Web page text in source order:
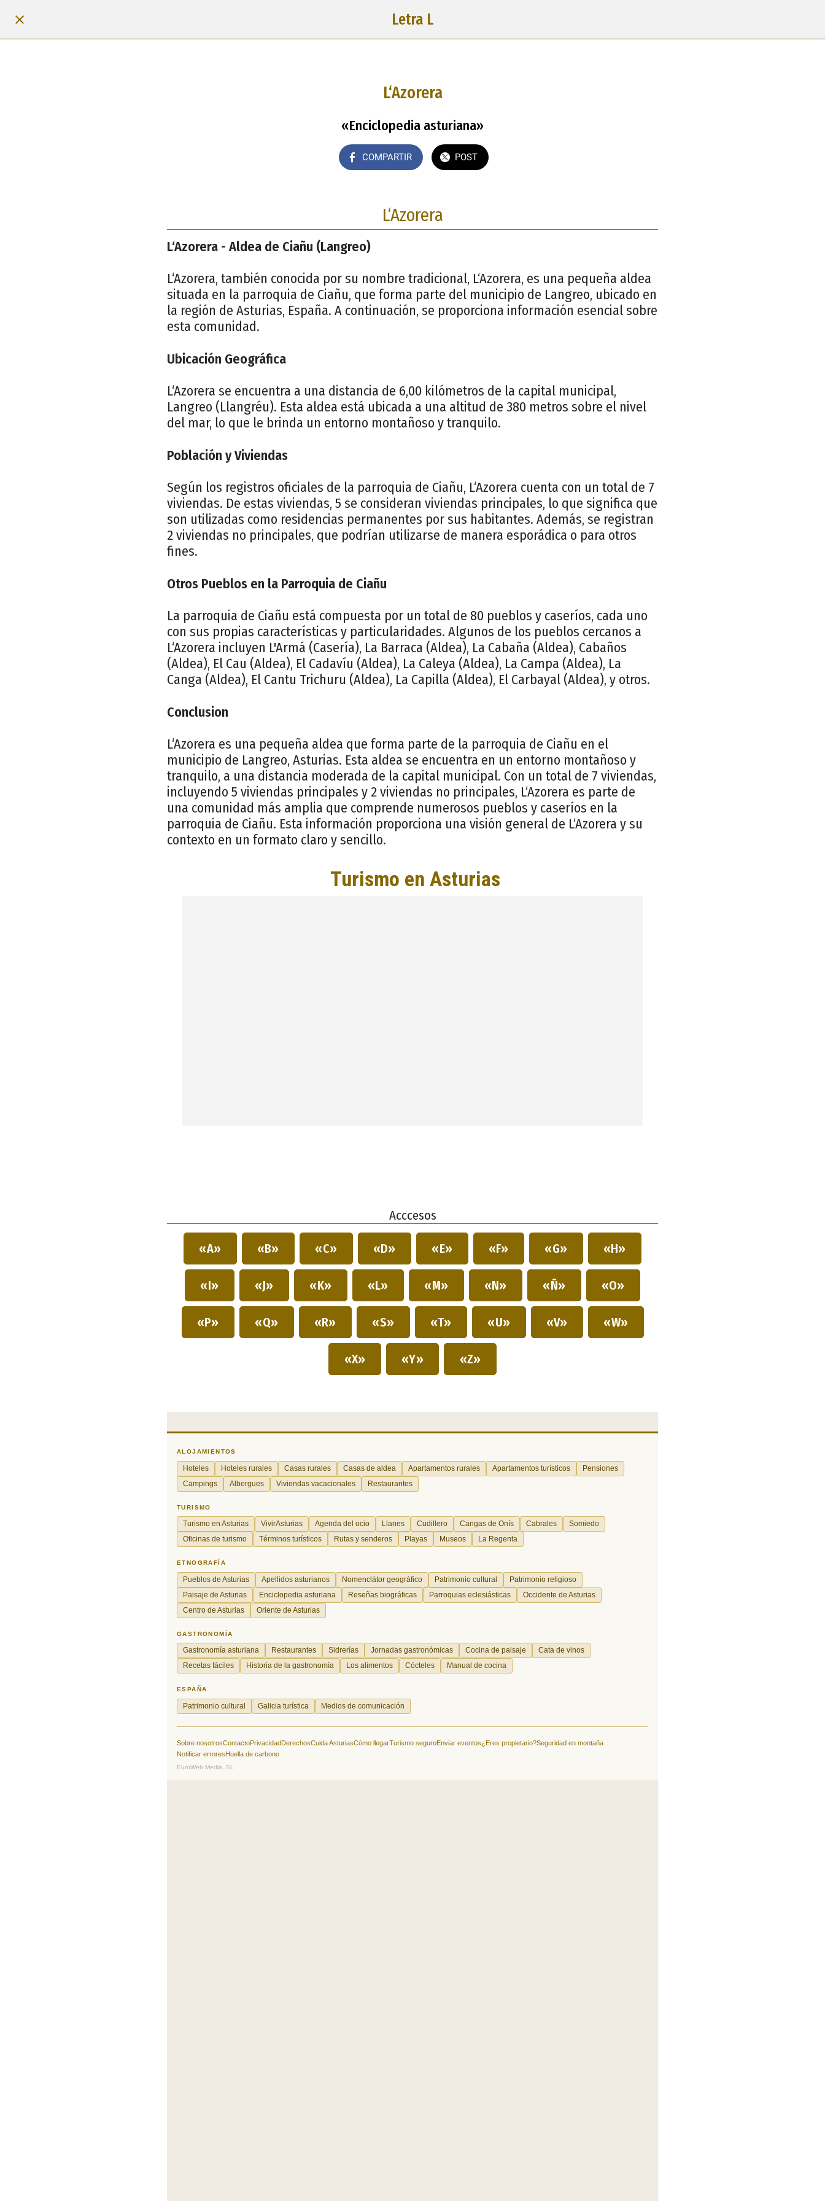
Letra L
L‘Azorera
«Enciclopedia asturiana»
COMPARTIR POST
L‘Azorera
L‘Azorera - Aldea de Ciañu (Langreo)
L‘Azorera, también conocida por su nombre tradicional, L‘Azorera, es una pequeña aldea
situada en la parroquia de Ciañu, que forma parte del municipio de Langreo, ubicado en
la región de Asturias, España. A continuación, se proporciona información esencial sobre
esta comunidad.
Ubicación Geográfica
L‘Azorera se encuentra a una distancia de 6,00 kilómetros de la capital municipal,
Langreo (Llangréu). Esta aldea está ubicada a una altitud de 380 metros sobre el nivel
del mar, lo que le brinda un entorno montañoso y tranquilo.
Población y Viviendas
Según los registros oficiales de la parroquia de Ciañu, L‘Azorera cuenta con un total de 7
viviendas. De estas viviendas, 5 se consideran viviendas principales, lo que significa que
son utilizadas como residencias permanentes por sus habitantes. Además, se registran
2 viviendas no principales, que podrían utilizarse de manera esporádica o para otros
fines.
Otros Pueblos en la Parroquia de Ciañu
La parroquia de Ciañu está compuesta por un total de 80 pueblos y caseríos, cada uno
con sus propias características y particularidades. Algunos de los pueblos cercanos a
L‘Azorera incluyen L'Armá (Casería), La Barraca (Aldea), La Cabaña (Aldea), Cabaños
(Aldea), El Cau (Aldea), El Cadavíu (Aldea), La Caleya (Aldea), La Campa (Aldea), La
Canga (Aldea), El Cantu Trichuru (Aldea), La Capilla (Aldea), El Carbayal (Aldea), y otros.
Conclusion
L‘Azorera es una pequeña aldea que forma parte de la parroquia de Ciañu en el
municipio de Langreo, Asturias. Esta aldea se encuentra en un entorno montañoso y
tranquilo, a una distancia moderada de la capital municipal. Con un total de 7 viviendas,
incluyendo 5 viviendas principales y 2 viviendas no principales, L‘Azorera es parte de
una comunidad más amplia que comprende numerosos pueblos y caseríos en la
parroquia de Ciañu. Esta información proporciona una visión general de L‘Azorera y su
contexto en un formato claro y sencillo.
Acccesos
«A» «B» «C» «D» «E» «F» «G» «H»
«I» «J» «K» «L» «M» «N» «Ñ» «O»
«P» «Q» «R» «S» «T» «U» «V» «W»
«X» «Y» «Z»